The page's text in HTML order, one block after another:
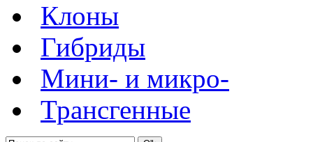
Клоны
Гибриды
Мини- и микро-
Трансгенные